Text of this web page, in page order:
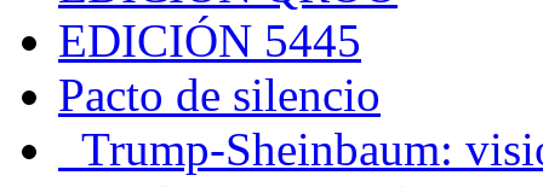
EDICIÓN 5445
Pacto de silencio
Trump-Sheinbaum: